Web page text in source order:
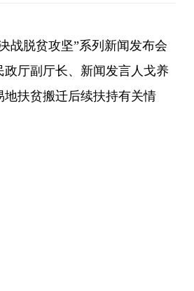
战脱贫攻坚”系列新闻发布会
厅副厅长、新闻发言人戈养
扶贫搬迁后续扶持有关情